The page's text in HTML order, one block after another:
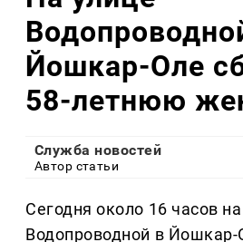
Йошкар‑Оле
58‑летнюю
Служба новостей
Автор статьи
Сегодня около 16 часов
Водопроводной в